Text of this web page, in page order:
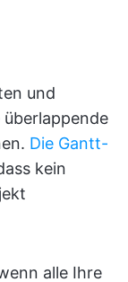
und
Die Gantt-
kein
alle Ihre